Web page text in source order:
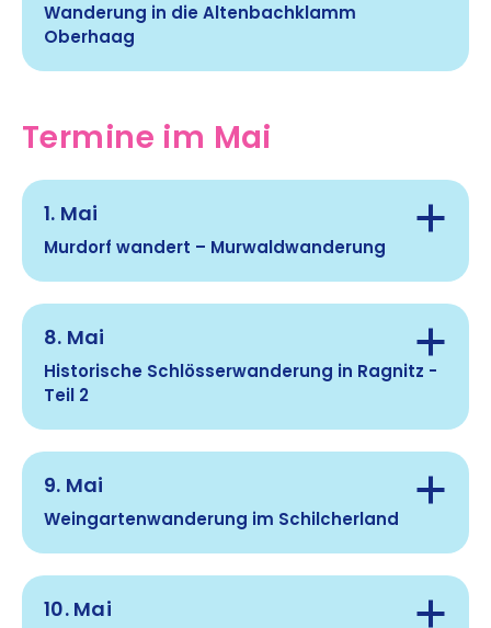
Hinweis:
daniel.oberkofler@asvoe.at
Route:
Hinweis:
Anmeldung:
Gehzeit:
Route:
Wanderung in die Altenbachklamm
Oberhaag
Treffpunkt:
Termine im Mai
1. Mai
Murdorf wandert – Murwaldwanderung
Treffpunkt:
Gehzeit:
Route:
8. Mai
Historische Schlösserwanderung in Ragnitz -
Teil 2
Treffpunkt:
Gehzeit:
9. Mai
Weingartenwanderung im Schilcherland
Treffpunkt:
10. Mai